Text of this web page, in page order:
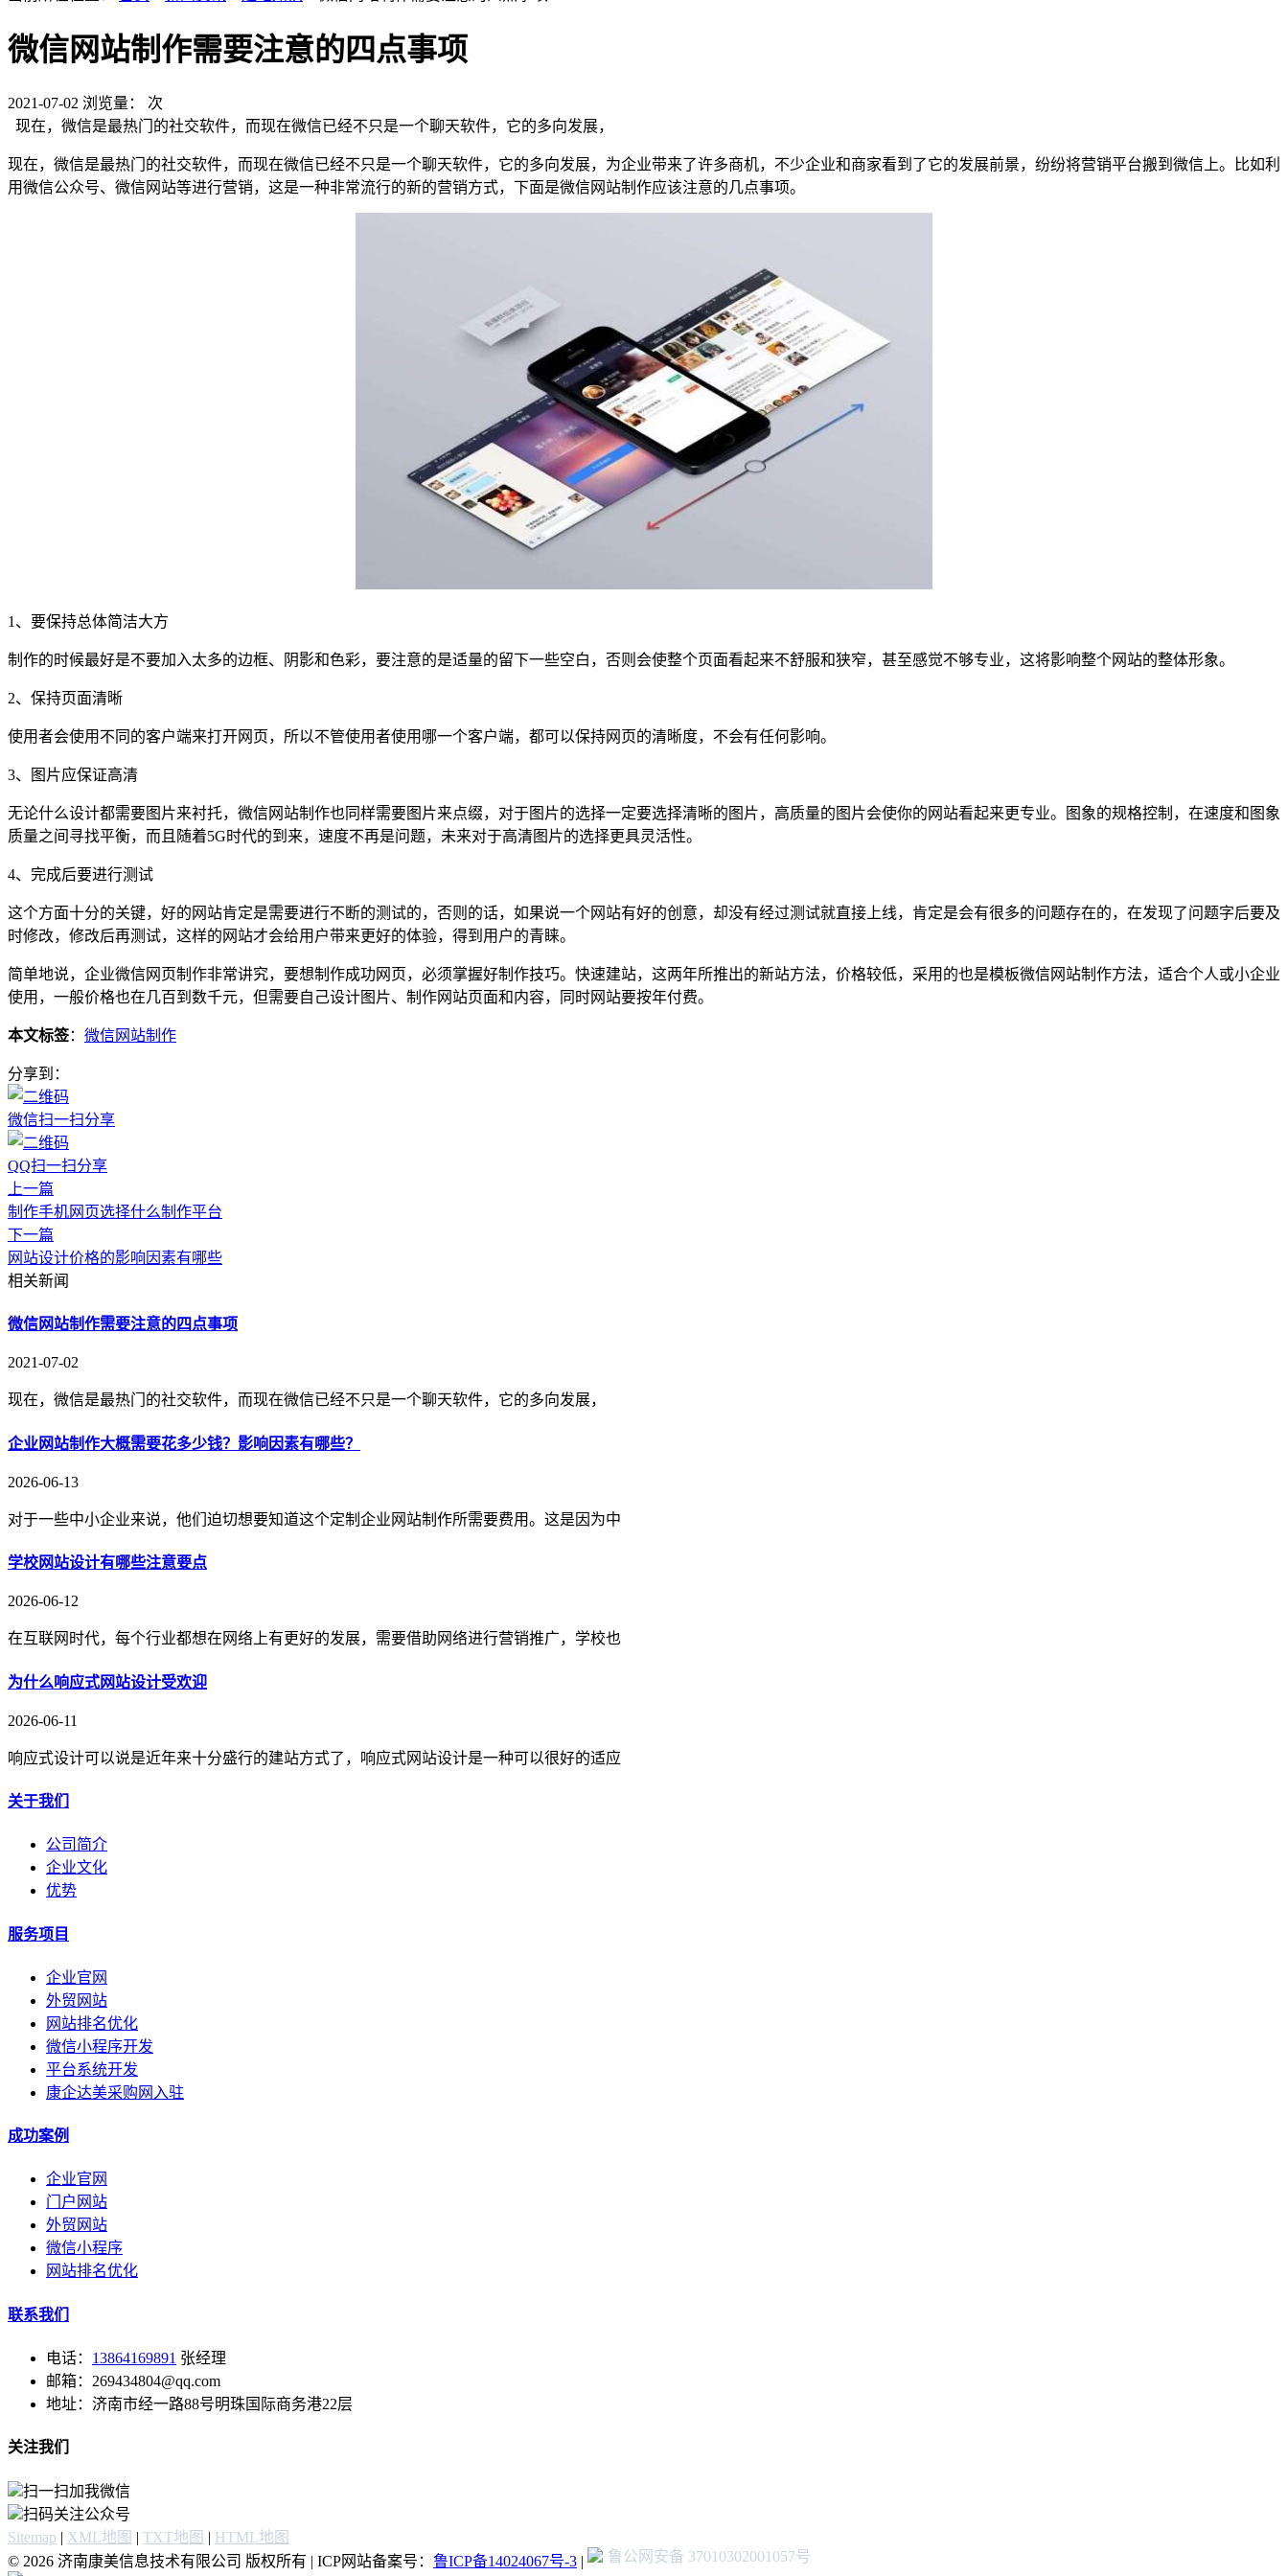
微信网站制作需要注意的四点事项
2021-07-02 浏览量：
次
现在，微信是最热门的社交软件，而现在微信已经不只是一个聊天软件，它的多向发展，
现在，微信是最热门的社交软件，而现在微信已经不只是一个聊天软件，它的多向发展，为企业带来了许多商机，不少企业和商家看到了它的发展前景，纷纷将营销平台搬到微信上。比如利
用微信公众号、微信网站等进行营销，这是一种非常流行的新的营销方式，下面是微信网站制作应该注意的几点事项。
1、要保持总体简洁大方
制作的时候最好是不要加入太多的边框、阴影和色彩，要注意的是适量的留下一些空白，否则会使整个页面看起来不舒服和狭窄，甚至感觉不够专业，这将影响整个网站的整体形象。
2、保持页面清晰
使用者会使用不同的客户端来打开网页，所以不管使用者使用哪一个客户端，都可以保持网页的清晰度，不会有任何影响。
3、图片应保证高清
无论什么设计都需要图片来衬托，微信网站制作也同样需要图片来点缀，对于图片的选择一定要选择清晰的图片，高质量的图片会使你的网站看起来更专业。图象的规格控制，在速度和图象
质量之间寻找平衡，而且随着5G时代的到来，速度不再是问题，未来对于高清图片的选择更具灵活性。
4、完成后要进行测试
这个方面十分的关键，好的网站肯定是需要进行不断的测试的，否则的话，如果说一个网站有好的创意，却没有经过测试就直接上线，肯定是会有很多的问题存在的，在发现了问题字后要及
时修改，修改后再测试，这样的网站才会给用户带来更好的体验，得到用户的青睐。
简单地说，企业微信网页制作非常讲究，要想制作成功网页，必须掌握好制作技巧。快速建站，这两年所推出的新站方法，价格较低，采用的也是模板微信网站制作方法，适合个人或小企业
使用，一般价格也在几百到数千元，但需要自己设计图片、制作网站页面和内容，同时网站要按年付费。
本文标签： 微信网站制作
分享到：
微信扫一扫分享
QQ扫一扫分享
上一篇
制作手机网页选择什么制作平台
下一篇
网站设计价格的影响因素有哪些
相关新闻
微信网站制作需要注意的四点事项
2021-07-02
现在，微信是最热门的社交软件，而现在微信已经不只是一个聊天软件，它的多向发展，
企业网站制作大概需要花多少钱？影响因素有哪些？
2026-06-13
对于一些中小企业来说，他们迫切想要知道这个定制企业网站制作所需要费用。这是因为中
学校网站设计有哪些注意要点
2026-06-12
在互联网时代，每个行业都想在网络上有更好的发展，需要借助网络进行营销推广，学校也
为什么响应式网站设计受欢迎
2026-06-11
响应式设计可以说是近年来十分盛行的建站方式了，响应式网站设计是一种可以很好的适应
关于我们
公司简介
企业文化
优势
服务项目
企业官网
外贸网站
网站排名优化
微信小程序开发
平台系统开发
康企达美采购网入驻
成功案例
企业官网
门户网站
外贸网站
微信小程序
网站排名优化
联系我们
电话： 13864169891 张经理
邮箱：269434804@qq.com
地址：济南市经一路88号明珠国际商务港22层
关注我们
扫一扫加我微信
扫码关注公众号
Sitemap | XML地图 | TXT地图 | HTML地图
© 2026 济南康美信息技术有限公司 版权所有 | ICP网站备案号： 鲁ICP备14024067号-3 | 鲁公网安备 37010302001057号